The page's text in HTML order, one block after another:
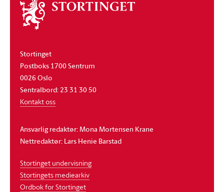
Om
stortinget
Stortinget
Postboks 1700 Sentrum
0026 Oslo
Sentralbord: 23 31 30 50
Kontakt oss
Ansvarlig redaktør: Mona Mortensen Krane
Nettredaktør: Lars Henie Barstad
Stortinget undervisning
Stortingets mediearkiv
Ordbok for Stortinget